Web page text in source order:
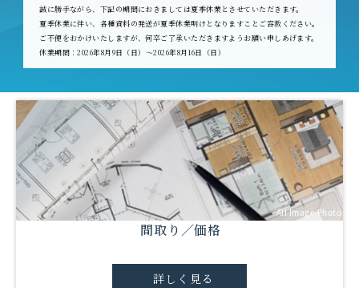
誠に勝手ながら、下記の期間におきましては夏季休業とさせていただきます。
夏季休業に伴い、各種資料の発送が夏季休業明けとなりますことご容赦ください。
ご不便をおかけいたしますが、何卒ご了承いただきますようお願い申しあげます。
休業期間：2026年8月9日（日）～2026年8月16日（日）
All Image Photo
間取り／価格
詳しく見る